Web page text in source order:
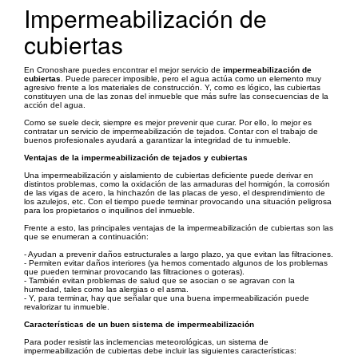
Impermeabilización de
cubiertas
En Cronoshare puedes encontrar el mejor servicio de impermeabilización de
cubiertas . Puede parecer imposible, pero el agua actúa como un elemento muy
agresivo frente a los materiales de construcción. Y, como es lógico, las cubiertas
constituyen una de las zonas del inmueble que más sufre las consecuencias de la
acción del agua.
Como se suele decir, siempre es mejor prevenir que curar. Por ello, lo mejor es
contratar un servicio de impermeabilización de tejados. Contar con el trabajo de
buenos profesionales ayudará a garantizar la integridad de tu inmueble.
Ventajas de la impermeabilización de tejados y cubiertas
Una impermeabilización y aislamiento de cubiertas deficiente puede derivar en
distintos problemas, como la oxidación de las armaduras del hormigón, la corrosión
de las vigas de acero, la hinchazón de las placas de yeso, el desprendimiento de
los azulejos, etc. Con el tiempo puede terminar provocando una situación peligrosa
para los propietarios o inquilinos del inmueble.
Frente a esto, las principales ventajas de la impermeabilización de cubiertas son las
que se enumeran a continuación:
- Ayudan a prevenir daños estructurales a largo plazo, ya que evitan las filtraciones.
- Permiten evitar daños interiores (ya hemos comentado algunos de los problemas
que pueden terminar provocando las filtraciones o goteras).
- También evitan problemas de salud que se asocian o se agravan con la
humedad, tales como las alergias o el asma.
- Y, para terminar, hay que señalar que una buena impermeabilización puede
revalorizar tu inmueble.
Características de un buen sistema de impermeabilización
Para poder resistir las inclemencias meteorológicas, un sistema de
impermeabilización de cubiertas debe incluir las siguientes características: